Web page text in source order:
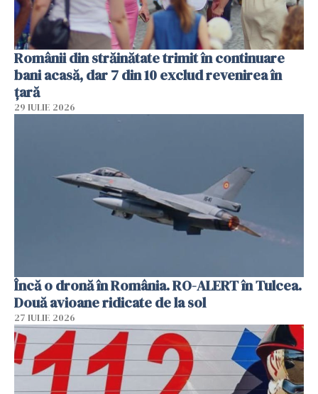
Românii din străinătate trimit în continuare
bani acasă, dar 7 din 10 exclud revenirea în
țară
29 IULIE 2026
Încă o dronă în România. RO-ALERT în Tulcea.
Două avioane ridicate de la sol
27 IULIE 2026